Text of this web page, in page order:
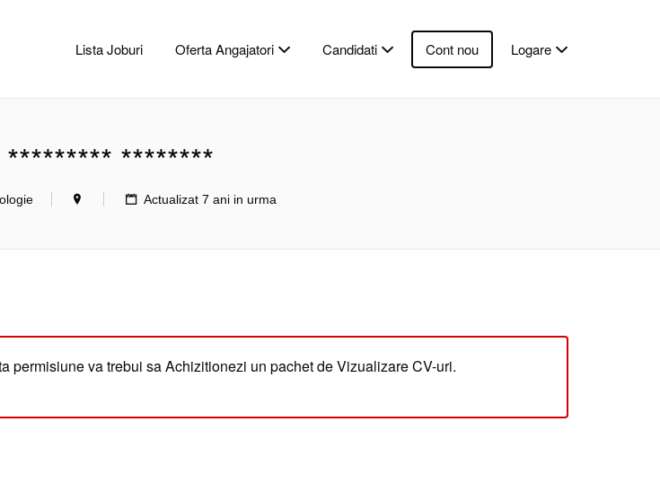
Lista Joburi Oferta Angajatori Candidati Cont nou Logare
********
Actualizat 7 ani in urma
permisiune va trebui sa Achizitionezi un pachet de Vizualizare CV-uri.